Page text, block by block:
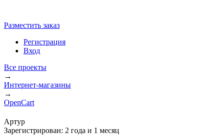
Разместить заказ
Регистрация
Вход
Все проекты
→
Интернет-магазины
→
OpenCart
Артур
Зарегистрирован: 2 года и 1 месяц